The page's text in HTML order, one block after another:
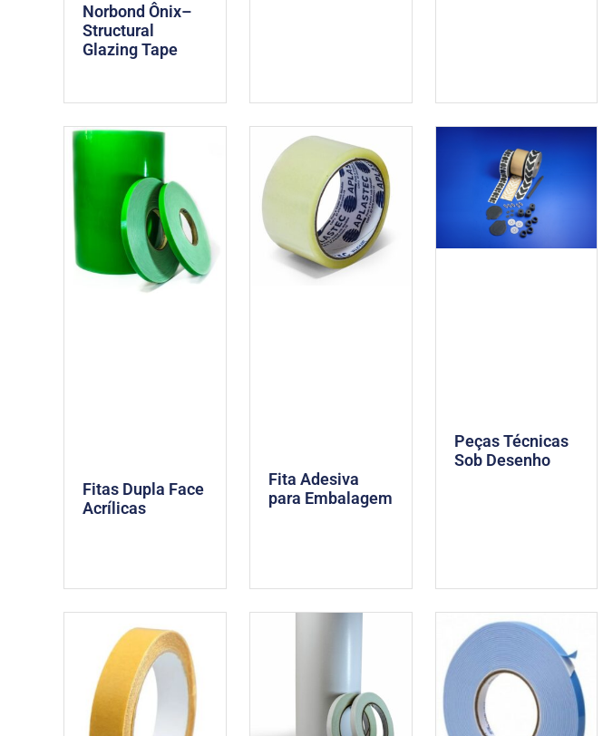
Norbond Ônix–
Structural
Glazing Tape
Fitas Dupla Face
Acrílicas
Fita Adesiva
para Embalagem
Peças Técnicas
Sob Desenho